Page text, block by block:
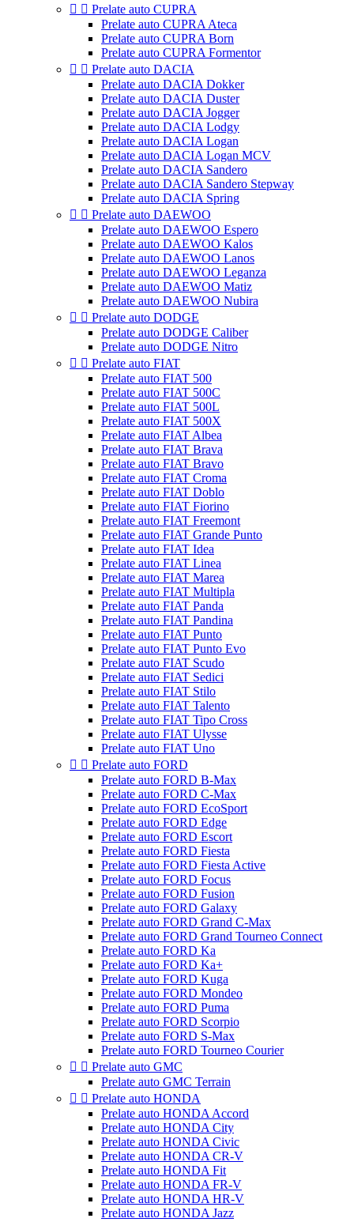
  Prelate auto CUPRA
Prelate auto CUPRA Ateca
Prelate auto CUPRA Born
Prelate auto CUPRA Formentor
  Prelate auto DACIA
Prelate auto DACIA Dokker
Prelate auto DACIA Duster
Prelate auto DACIA Jogger
Prelate auto DACIA Lodgy
Prelate auto DACIA Logan
Prelate auto DACIA Logan MCV
Prelate auto DACIA Sandero
Prelate auto DACIA Sandero Stepway
Prelate auto DACIA Spring
  Prelate auto DAEWOO
Prelate auto DAEWOO Espero
Prelate auto DAEWOO Kalos
Prelate auto DAEWOO Lanos
Prelate auto DAEWOO Leganza
Prelate auto DAEWOO Matiz
Prelate auto DAEWOO Nubira
  Prelate auto DODGE
Prelate auto DODGE Caliber
Prelate auto DODGE Nitro
  Prelate auto FIAT
Prelate auto FIAT 500
Prelate auto FIAT 500C
Prelate auto FIAT 500L
Prelate auto FIAT 500X
Prelate auto FIAT Albea
Prelate auto FIAT Brava
Prelate auto FIAT Bravo
Prelate auto FIAT Croma
Prelate auto FIAT Doblo
Prelate auto FIAT Fiorino
Prelate auto FIAT Freemont
Prelate auto FIAT Grande Punto
Prelate auto FIAT Idea
Prelate auto FIAT Linea
Prelate auto FIAT Marea
Prelate auto FIAT Multipla
Prelate auto FIAT Panda
Prelate auto FIAT Pandina
Prelate auto FIAT Punto
Prelate auto FIAT Punto Evo
Prelate auto FIAT Scudo
Prelate auto FIAT Sedici
Prelate auto FIAT Stilo
Prelate auto FIAT Talento
Prelate auto FIAT Tipo Cross
Prelate auto FIAT Ulysse
Prelate auto FIAT Uno
  Prelate auto FORD
Prelate auto FORD B-Max
Prelate auto FORD C-Max
Prelate auto FORD EcoSport
Prelate auto FORD Edge
Prelate auto FORD Escort
Prelate auto FORD Fiesta
Prelate auto FORD Fiesta Active
Prelate auto FORD Focus
Prelate auto FORD Fusion
Prelate auto FORD Galaxy
Prelate auto FORD Grand C-Max
Prelate auto FORD Grand Tourneo Connect
Prelate auto FORD Ka
Prelate auto FORD Ka+
Prelate auto FORD Kuga
Prelate auto FORD Mondeo
Prelate auto FORD Puma
Prelate auto FORD Scorpio
Prelate auto FORD S-Max
Prelate auto FORD Tourneo Courier
  Prelate auto GMC
Prelate auto GMC Terrain
  Prelate auto HONDA
Prelate auto HONDA Accord
Prelate auto HONDA City
Prelate auto HONDA Civic
Prelate auto HONDA CR-V
Prelate auto HONDA Fit
Prelate auto HONDA FR-V
Prelate auto HONDA HR-V
Prelate auto HONDA Jazz